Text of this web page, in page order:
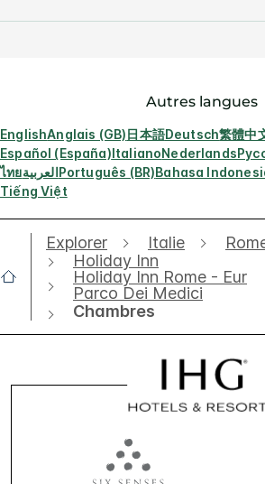
Autres langues
EnglishAnglais (GB)日本語Deutsch繁體中
Español (España)ItalianoNederlands
ไทยالعربيةPortuguês (BR)Bahasa
Tiếng Việt
Explorer Italie
Holiday Inn
Holiday Inn Rome - Eur
Parco Dei Medici
Chambres